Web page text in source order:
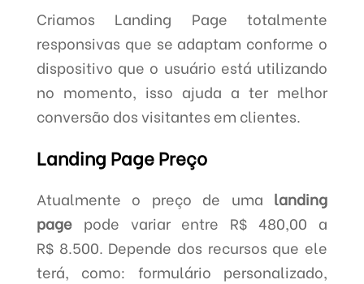
Criamos Landing Page totalmente
responsivas que se adaptam conforme o
dispositivo que o usuário está utilizando
no momento, isso ajuda a ter melhor
conversão dos visitantes em clientes.
Landing Page Preço
Atualmente o preço de uma landing
pagepode variar entre R$ 480,00 a
R$ 8.500. Depende dos recursos que ele
terá, como: formulário personalizado,